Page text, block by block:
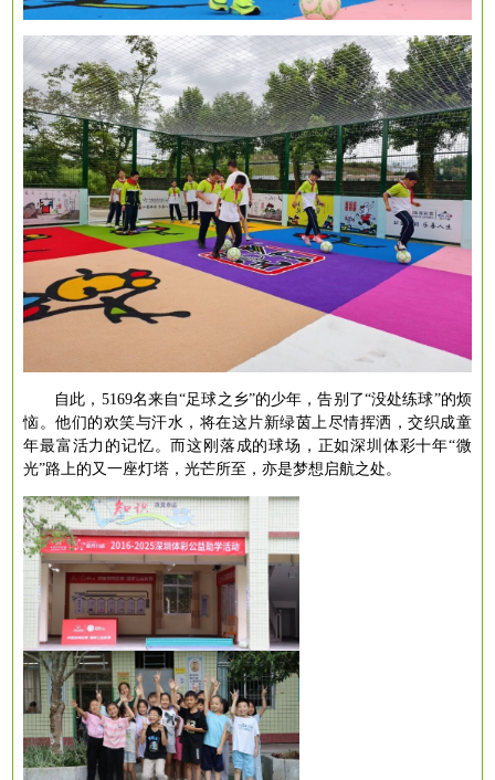
自此， 5169名来自“足球之乡”的少年，告别了“没处练球”的烦
恼。他们的欢笑与汗水，将在这片新绿茵上尽情挥洒，交织成童
年最富活力的记忆。而这刚落成的球场，正如深圳体彩十年“微
光”路上的又一座灯塔，光芒所至，亦是梦想启航之处。